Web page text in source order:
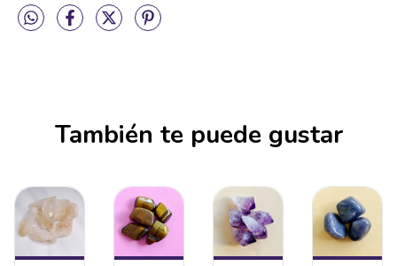
También te puede gustar